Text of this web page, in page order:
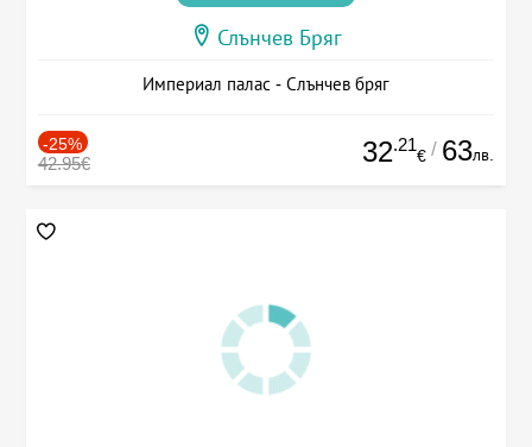
Слънчев Бряг
Империал палас - Слънчев бряг
-25%
42.95€ 32.21
€ / 63лв.